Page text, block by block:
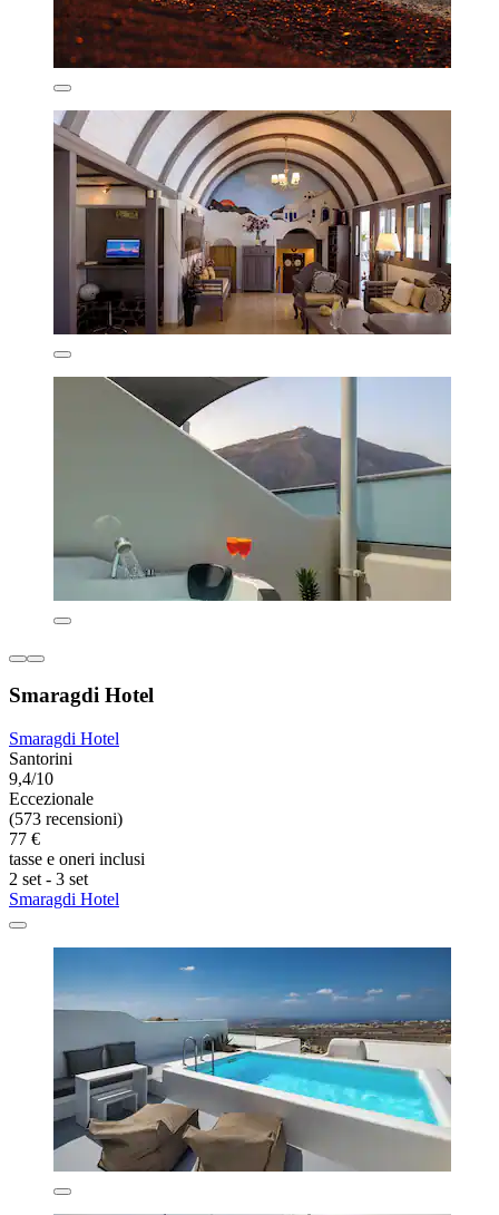
Smaragdi Hotel
Smaragdi Hotel
Santorini
9,4/10
Eccezionale
(573 recensioni)
77 €
tasse e oneri inclusi
2 set - 3 set
Smaragdi Hotel